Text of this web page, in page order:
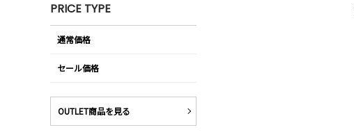
PRICE TYPE
通常価格
セール価格
OUTLET商品を見る